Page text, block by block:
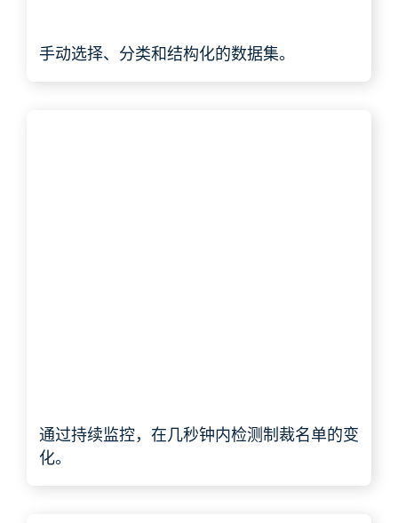
手动选择、分类和结构化的数据集。
通过持续监控，在几秒钟内检测制裁名单的变
化。